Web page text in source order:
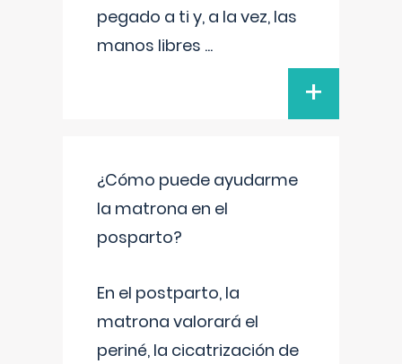
pegado a ti y, a la vez, las
manos libres ...
+
¿Cómo puede ayudarme
la matrona en el
posparto?
En el postparto, la
matrona valorará el
periné, la cicatrización de